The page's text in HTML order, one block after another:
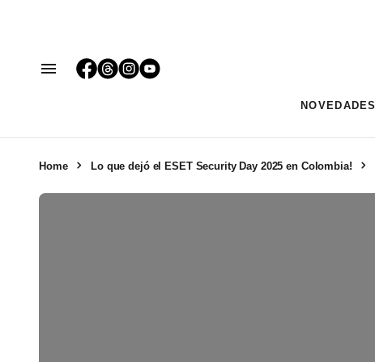
NOVEDADES
Home Lo que dejó el ESET Security Day 2025 en Colombia!